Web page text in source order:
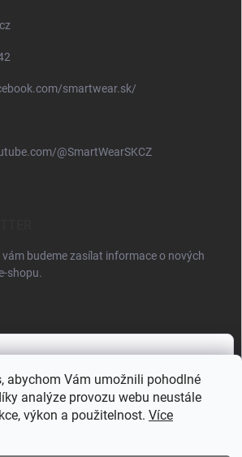
abychom Vám umožnili pohodlné
analýze provozu webu neustále
výkon a použitelnost. Více
smartwear.sk/
@SmartWearSKCZ
budeme zasílat informace o nových
shopu.
spodmínkami ochrany osobních údajů